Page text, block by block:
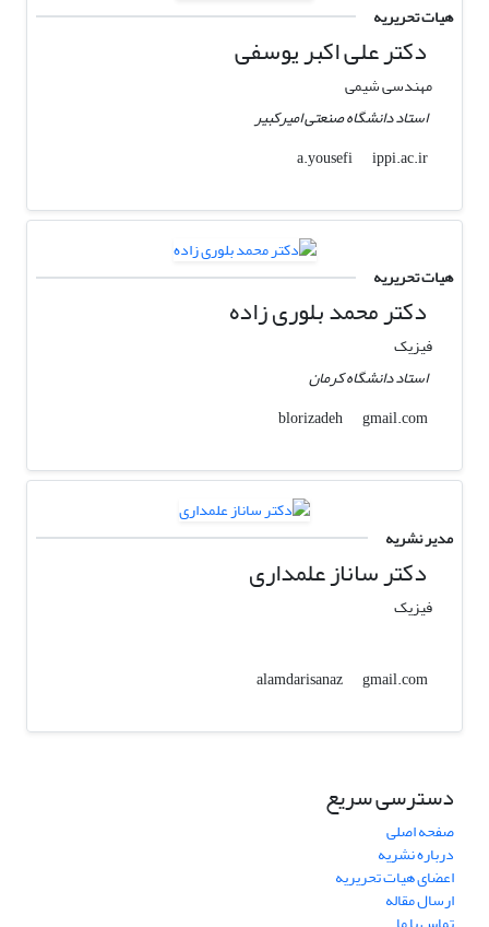
هیات تحریریه
دکتر علی اکبر یوسفی
مهندسی شیمی
استاد دانشگاه صنعتی امیرکبیر
a.yousefi
ippi.ac.ir
هیات تحریریه
دکتر محمد بلوری زاده
فیزیک
استاد دانشگاه کرمان
blorizadeh
gmail.com
مدیر نشریه
دکتر ساناز علمداری
فیزیک
alamdarisanaz
gmail.com
دسترسی سریع
صفحه اصلی
درباره نشریه
اعضای هیات تحریریه
ارسال مقاله